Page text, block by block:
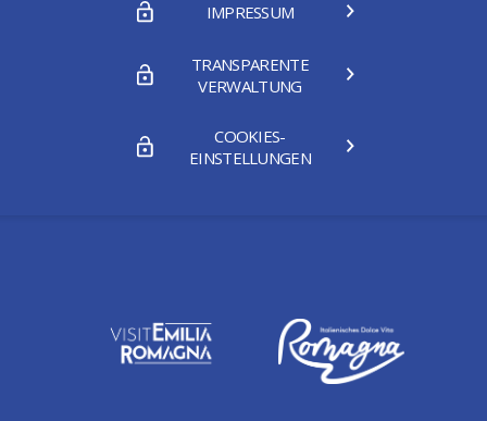
IMPRESSUM
TRANSPARENTE
VERWALTUNG
COOKIES-
EINSTELLUNGEN